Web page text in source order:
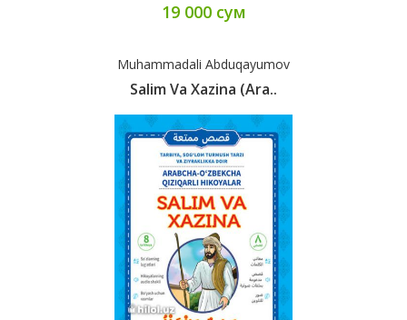
19 000 сум
Muhammadali Abduqayumov
Salim Va Xazina (ara..